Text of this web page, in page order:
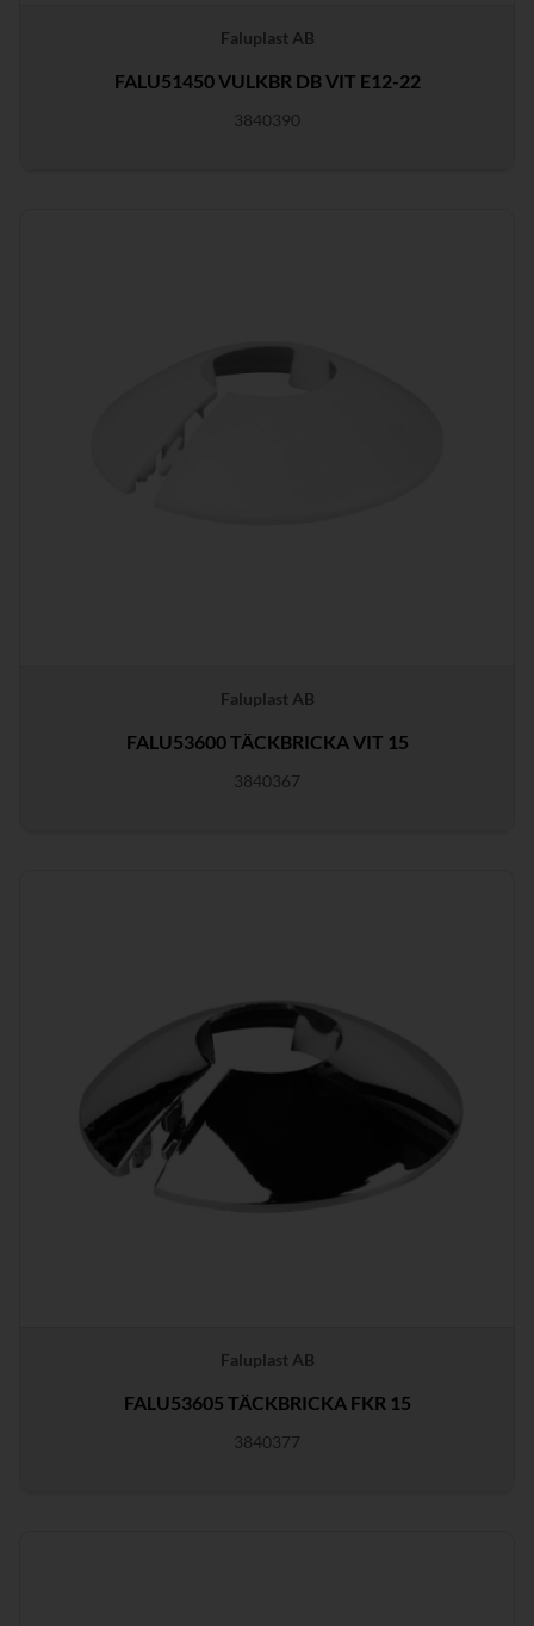
Faluplast AB
FALU51450 VULKBR DB VIT E12-22
3840390
Faluplast AB
FALU53600 TÄCKBRICKA VIT 15
3840367
Faluplast AB
FALU53605 TÄCKBRICKA FKR 15
3840377